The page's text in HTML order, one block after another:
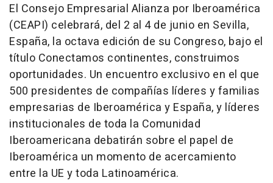
El Consejo Empresarial Alianza por Iberoamérica
(CEAPI) celebrará, del 2 al 4 de junio en Sevilla,
España, la octava edición de su Congreso, bajo el
título Conectamos continentes, construimos
oportunidades. Un encuentro exclusivo en el que
500 presidentes de compañías líderes y familias
empresarias de Iberoamérica y España, y líderes
institucionales de toda la Comunidad
Iberoamericana debatirán sobre el papel de
Iberoamérica un momento de acercamiento
entre la UE y toda Latinoamérica.